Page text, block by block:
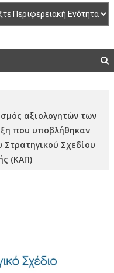
αξιολογητών των
που υποβλήθηκαν
Σχεδίου
(ΚΑΠ)